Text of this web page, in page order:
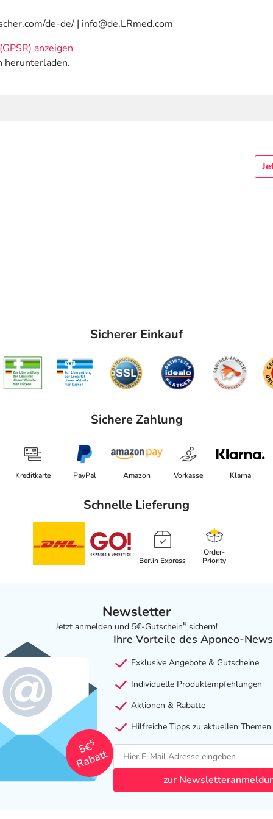
de-de/ | info@de.LRmed.com
anzeigen
herunterladen.
Sicherer Einkauf
Sichere Zahlung
Kreditkarte PayPal Amazon Vorkasse Klarna
Schnelle Lieferung
Berlin Express
Order-
Priority
Newsletter
Jetzt anmelden und 5€-Gutschein5 sichern!
5€
5
Rabatt
Ihre Vorteile des Aponeo-
Exklusive Angebote & Gutscheine
Individuelle Produktempfehlungen
Aktionen & Rabatte
Hilfreiche Tipps zu aktuellen Themen
zur